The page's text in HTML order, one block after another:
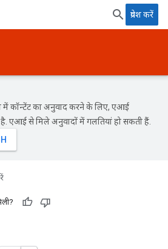
प्रवेश करें
में कॉन्टेंट का अनुवाद करने के लिए, एआई
एआई से मिले अनुवादों में गलतियां हो सकती हैं.